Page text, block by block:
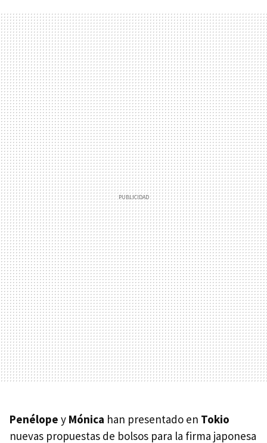
Penélope y Mónica han presentado en Tokio
nuevas propuestas de bolsos para la firma japonesa